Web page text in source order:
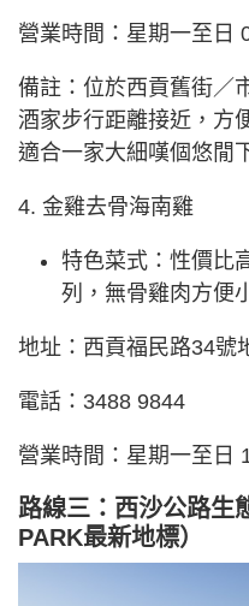
營業時間：星期一至日
備註：位於西貢舊街／
酒家步行距離接近，方
適合一家大細嘆個悠閒
4. 金雞去骨海南雞
特色菜式：性價比
列，無骨雞肉方便
地址：西貢福民路34號
電話：3488 9844
營業時間：星期一至日
路線三：西沙公路生
PARK最新地標）